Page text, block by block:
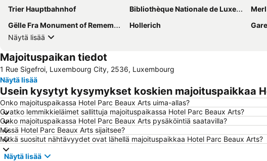
Trier Hauptbahnhof
Bibliothèque Nationale de Luxembourg Merl
Gëlle Fra Monument of Remembrance
Hollerich
Näytä lisää
Majoituspaikan tiedot
1 Rue Sigefroi, Luxembourg City, 2536, Luxembourg
Näytä lisää
Usein kysytyt kysymykset koskien majoituspaikkaa
Onko majoituspaikassa Hotel Parc Beaux Arts uima-allas?
Ovatko lemmikkieläimet sallittuja majoituspaikassa Hotel Parc Beaux Arts?
Onko majoituspaikassa Hotel Parc Beaux Arts pysäköintiä saatavilla?
Missä Hotel Parc Beaux Arts sijaitsee?
Mitkä suositut nähtävyydet ovat lähellä majoituspaikkaa Hotel Parc Beaux Arts?
Näytä lisää